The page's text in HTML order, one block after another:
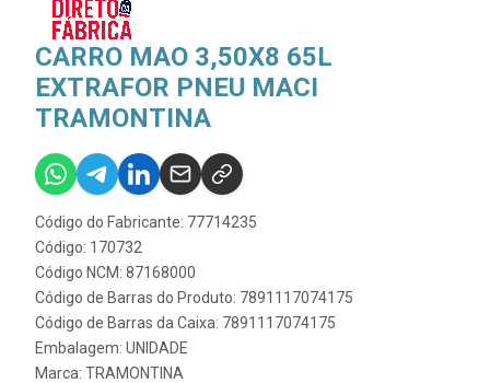
CARRO MAO 3,50X8 65L
EXTRAFOR PNEU MACI
TRAMONTINA
Código do Fabricante: 77714235
Código: 170732
Código NCM: 87168000
Código de Barras do Produto: 7891117074175
Código de Barras da Caixa: 7891117074175
Embalagem: UNIDADE
Marca: TRAMONTINA